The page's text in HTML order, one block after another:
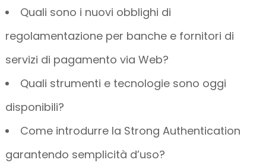
Quali sono i nuovi obblighi di
regolamentazione per banche e fornitori di
servizi di pagamento via Web?
Quali strumenti e tecnologie sono oggi
disponibili?
Come introdurre la Strong Authentication
garantendo semplicità d’uso?